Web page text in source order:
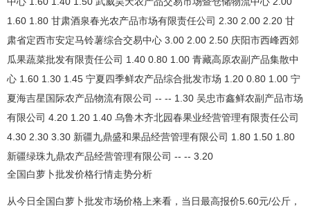
全国白萝卜批发价格行情走势分析
从今日全国白萝卜批发市场价格上来看，当日最高报价5.60元/公斤，